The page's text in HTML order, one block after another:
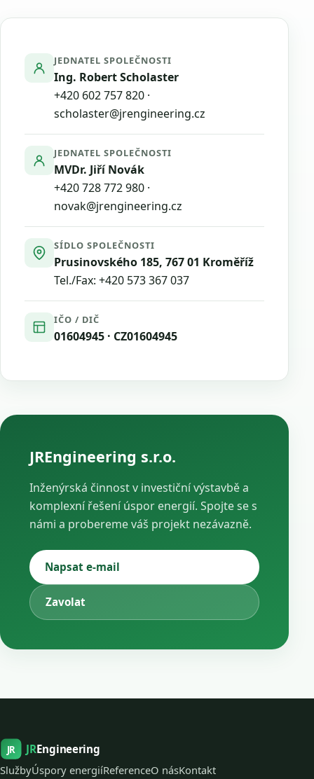
JEDNATEL SPOLEČNOSTI
Ing. Robert Scholaster
+420 602 757 820 ·
scholaster@jrengineering.cz
JEDNATEL SPOLEČNOSTI
MVDr. Jiří Novák
+420 728 772 980 ·
novak@jrengineering.cz
SÍDLO SPOLEČNOSTI
Prusinovského 185, 767 01 Kroměříž
Tel./Fax: +420 573 367 037
IČO / DIČ
01604945 · CZ01604945
JREngineering s.r.o.
Inženýrská činnost v investiční výstavbě a
komplexní řešení úspor energií. Spojte se s
námi a probereme váš projekt nezávazně.
Napsat e-mail
Zavolat
JR JREngineering
SlužbyÚspory energiíReferenceO násKontakt